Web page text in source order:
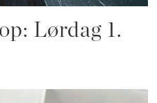
Lørdag 1.